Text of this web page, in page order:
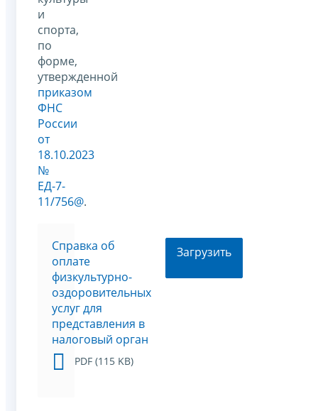
и
спорта,
по
форме,
утвержденной
приказом
ФНС
России
от
18.10.2023
№
ЕД-7-
11/756@.
Справка об
оплате
физкультурно-
оздоровительных
услуг для
представления в
налоговый орган
PDF (115 KB)
Загрузить